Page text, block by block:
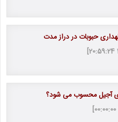
حبوبات در دراز مدت
آجیل محسوب می شود؟